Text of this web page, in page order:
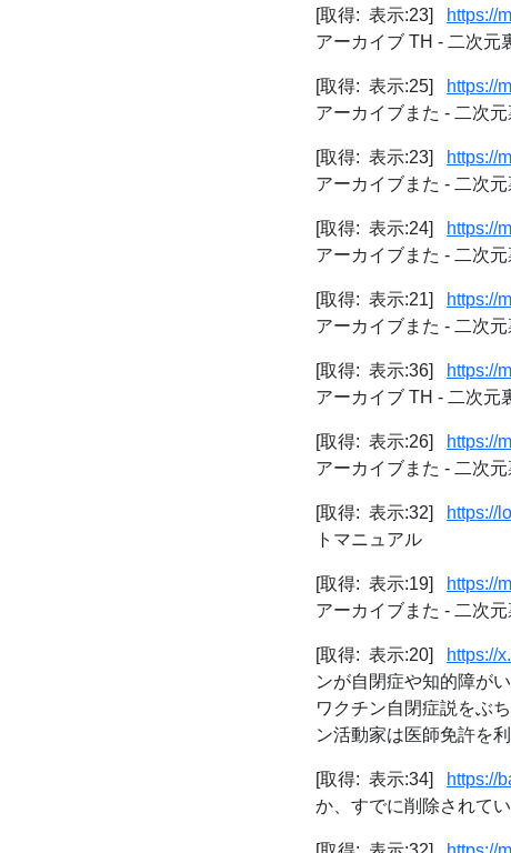
[取得: 表示:23] https://
アーカイブ TH - 二次元
[取得: 表示:25] https://
アーカイブまた - 二次
[取得: 表示:23] https://
アーカイブまた - 二次
[取得: 表示:24] https://
アーカイブまた - 二次
[取得: 表示:21] https://
アーカイブまた - 二次
[取得: 表示:36] https://
アーカイブ TH - 二次元
[取得: 表示:26] https://
アーカイブまた - 二次
[取得: 表示:32] https://
トマニュアル
[取得: 表示:19] https://
アーカイブまた - 二次
[取得: 表示:20] https://
ンが自閉症や知的障が
ワクチン自閉症説をぶ
ン活動家は医師免許を
[取得: 表示:34] https://
か、すでに削除されて